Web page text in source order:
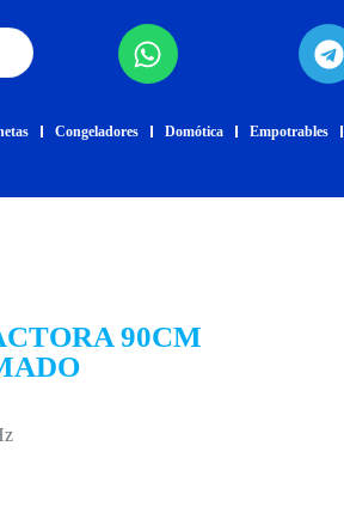
Congeladores Domótica Empotrables
90CM